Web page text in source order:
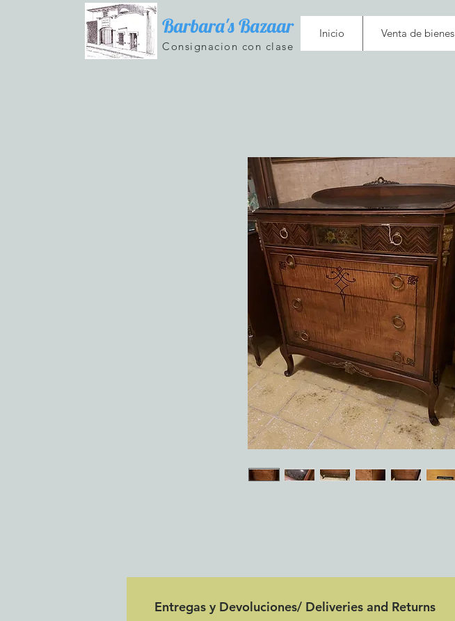
Barbara's Bazaar
Consignacion con clase
Inicio Venta de bienes
Entregas y Devoluciones/ Deliveries and Returns